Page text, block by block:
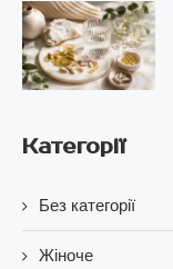
Категорії
Без категорії
Жіноче